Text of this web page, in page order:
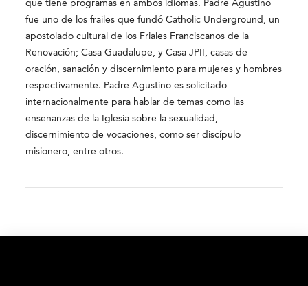
que tiene programas en ambos idiomas. Padre Agustino
fue uno de los frailes que fundó Catholic Underground, un
apostolado cultural de los Friales Franciscanos de la
Renovación; Casa Guadalupe, y Casa JPII, casas de
oración, sanación y discernimiento para mujeres y hombres
respectivamente. Padre Agustino es solicitado
internacionalmente para hablar de temas como las
enseñanzas de la Iglesia sobre la sexualidad,
discernimiento de vocaciones, como ser discípulo
misionero, entre otros.